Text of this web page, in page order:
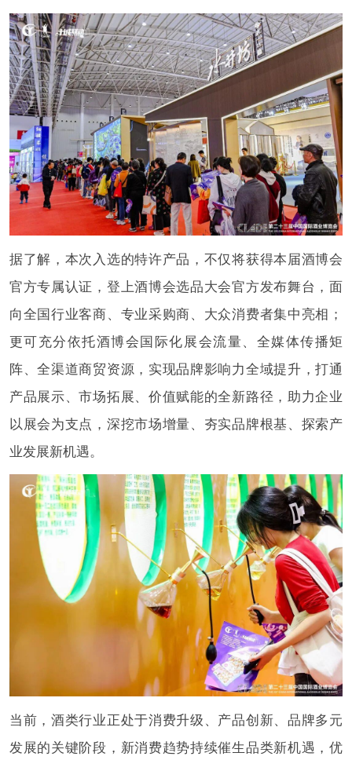
据了解，本次入选的特许产品，不仅将获得本届酒博会
官方专属认证，登上酒博会选品大会官方发布舞台，面
向全国行业客商、专业采购商、大众消费者集中亮相；
更可充分依托酒博会国际化展会流量、全媒体传播矩
阵、全渠道商贸资源，实现品牌影响力全域提升，打通
产品展示、市场拓展、价值赋能的全新路径，助力企业
以展会为支点，深挖市场增量、夯实品牌根基、探索产
业发展新机遇。
当前，酒类行业正处于消费升级、产品创新、品牌多元
发展的关键阶段，新消费趋势持续催生品类新机遇，优